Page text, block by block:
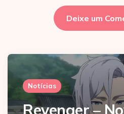
Deixe um
Notícias
Revenger –